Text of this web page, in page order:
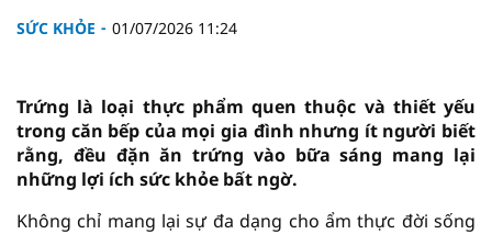
SỨC KHỎE 01/07/2026 11:24
Trứng là loại thực phẩm quen thuộc và thiết yếu
trong căn bếp của mọi gia đình nhưng ít người biết
rằng, đều đặn ăn trứng vào bữa sáng mang lại
những lợi ích sức khỏe bất ngờ.
Không chỉ mang lại sự đa dạng cho ẩm thực đời sống